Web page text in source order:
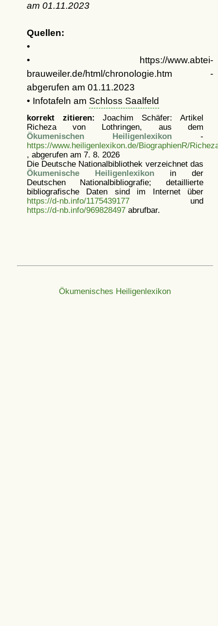
am 01.11.2023
Quellen:
•
• https://www.abtei-
brauweiler.de/html/chronologie.htm -
abgerufen am 01.11.2023
• Infotafeln am Schloss Saalfeld
korrekt zitieren: Joachim Schäfer: Artikel
Richeza von Lothringen, aus dem
Ökumenischen Heiligenlexikon -
https://www.heiligenlexikon.de/BiographienR/
, abgerufen am 7. 8. 2026
Die Deutsche Nationalbibliothek verzeichnet das
Ökumenische Heiligenlexikonin der
Deutschen Nationalbibliografie; detaillierte
bibliografische Daten sind im Internet über
https://d-nb.info/1175439177und
https://d-nb.info/969828497abrufbar.
Ökumenisches Heiligenlexikon